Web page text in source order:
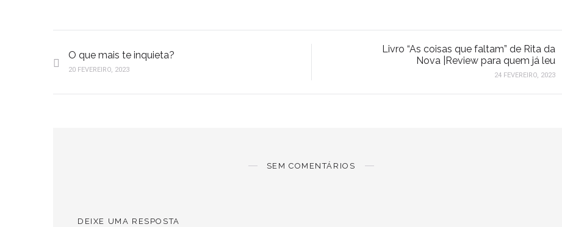
O que mais te inquieta?
20 FEVEREIRO, 2023
Livro “As coisas que faltam” de Rita da
Nova |Review para quem já leu
24 FEVEREIRO, 2023
SEM COMENTÁRIOS
DEIXE UMA RESPOSTA